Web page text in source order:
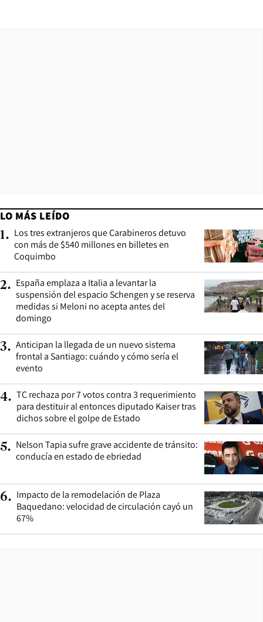
LO MÁS LEÍDO
1. Los tres extranjeros que Carabineros detuvo
con más de $540 millones en billetes en
Coquimbo
2. España emplaza a Italia a levantar la
suspensión del espacio Schengen y se reserva
medidas si Meloni no acepta antes del
domingo
3. Anticipan la llegada de un nuevo sistema
frontal a Santiago: cuándo y cómo sería el
evento
4. TC rechaza por 7 votos contra 3 requerimiento
para destituir al entonces diputado Kaiser tras
dichos sobre el golpe de Estado
5. Nelson Tapia sufre grave accidente de tránsito:
conducía en estado de ebriedad
6. Impacto de la remodelación de Plaza
Baquedano: velocidad de circulación cayó un
67%